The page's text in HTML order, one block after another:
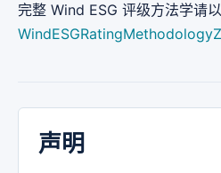
完整 Wind ESG 评级方法学请
声明